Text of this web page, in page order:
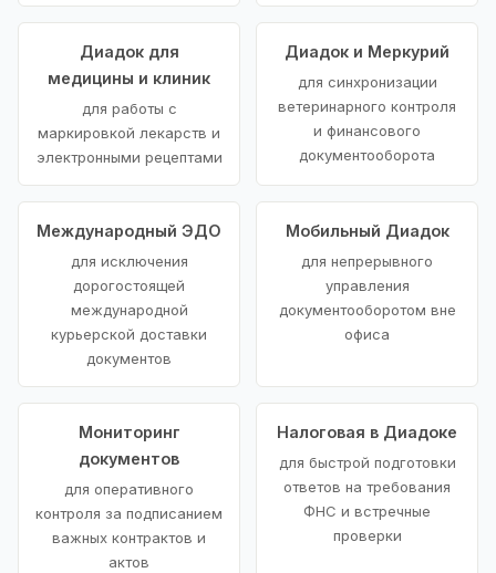
Диадок для
медицины и клиник
для работы с
маркировкой лекарств и
электронными рецептами
Диадок и Меркурий
для синхронизации
ветеринарного контроля
и финансового
документооборота
Международный ЭДО
для исключения
дорогостоящей
международной
курьерской доставки
документов
Мобильный Диадок
для непрерывного
управления
документооборотом вне
офиса
Мониторинг
документов
для оперативного
контроля за подписанием
важных контрактов и
актов
Налоговая в Диадоке
для быстрой подготовки
ответов на требования
ФНС и встречные
проверки